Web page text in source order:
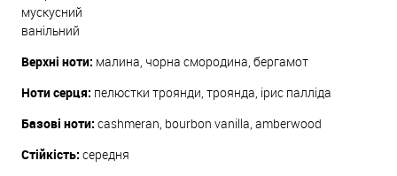
мускусний
ванільний
Верхні ноти: малина, чорна смородина, бергамот
Ноти серця: пелюстки троянди, троянда, ірис палліда
Базові ноти: cashmeran, bourbon vanilla, amberwood
Стійкість: середня